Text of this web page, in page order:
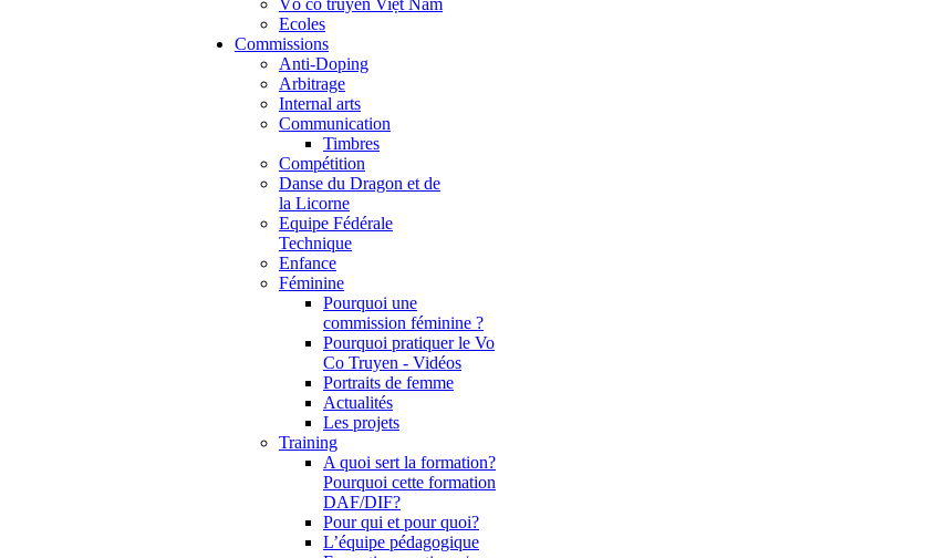
Ecoles
Commissions
Anti-Doping
Arbitrage
Internal arts
Communication
Timbres
Compétition
Danse du Dragon et de
la Licorne
Equipe Fédérale
Technique
Enfance
Féminine
Pourquoi une
commission féminine ?
Pourquoi pratiquer le Vo
Co Truyen - Vidéos
Portraits de femme
Actualités
Les projets
Training
A quoi sert la formation?
Pourquoi cette formation
DAF/DIF?
Pour qui et pour quoi?
L’équipe pédagogique